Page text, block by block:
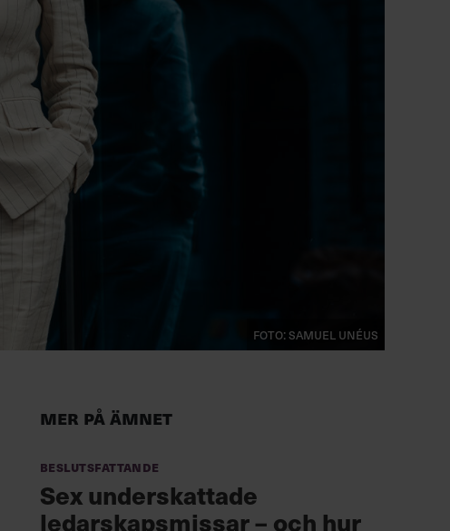
FOTO: SAMUEL UNÉUS
Mer på ämnet
Beslutsfattande
Sex underskattade
ledarskapsmissar – och hur